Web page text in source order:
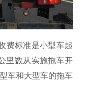
费标准是小型车起
里数从实施拖车开
车和大型车的拖车